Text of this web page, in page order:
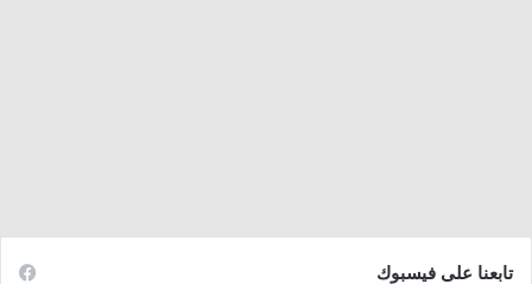
تابعنا على فيسبوك